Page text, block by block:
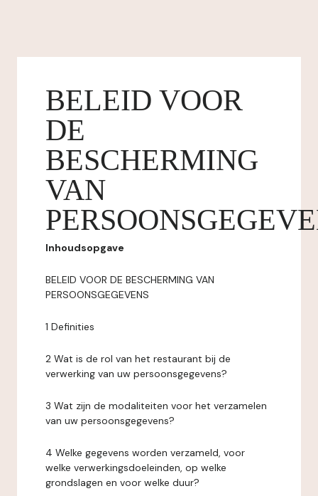
BELEID VOOR
DE
BESCHERMING
VAN
Inhoudsopgave
BELEID VOOR DE BESCHERMING VAN
PERSOONSGEGEVENS
1 Definities
2 Wat is de rol van het restaurant bij de
verwerking van uw persoonsgegevens?
3 Wat zijn de modaliteiten voor het verzamelen
van uw persoonsgegevens?
4 Welke gegevens worden verzameld, voor
welke verwerkingsdoeleinden, op welke
grondslagen en voor welke duur?